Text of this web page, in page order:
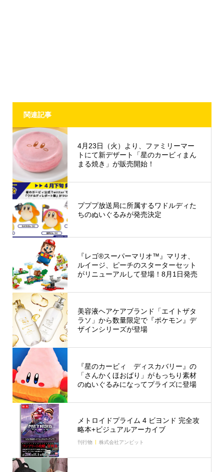
関連記事
4月23日（火）より、ファミリーマー
トにて新デザート「星のカービィまん
まる焼き」が販売開始！
プププ放送局に所属するワドルディた
ちのぬいぐるみが発売決定
『レゴ®スーパーマリオ™』マリオ、
ルイージ、ピーチのスターターセット
がリニューアルして登場！8月1日発売
美容液ヘアケアブランド「エイトザタ
ラソ」から数量限定で『ポケモン』デ
ザインシリーズが登場
『星のカービィ ディスカバリー』の
「さんかくほおばり」がもっちり素材
のぬいぐるみになってプライズに登場
メトロイドプライム 4 ビヨンド 完全攻
略本+ビジュアルアーカイブ
刊行物 株式会社アンビット